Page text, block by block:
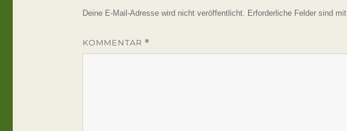
Deine E-Mail-Adresse wird nicht veröffentlicht. Erforderliche Felder sind mit
KOMMENTAR *